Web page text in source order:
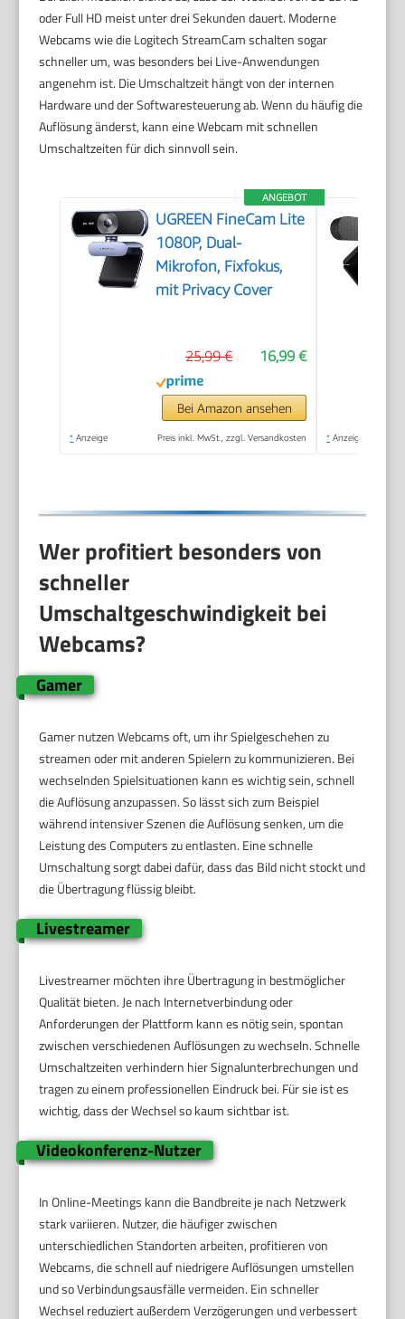
oder Full HD meist unter drei Sekunden dauert. Moderne
Webcams wie die Logitech StreamCam schalten sogar
schneller um, was besonders bei Live-Anwendungen
angenehm ist. Die Umschaltzeit hängt von der internen
Hardware und der Softwaresteuerung ab. Wenn du häufig die
Auflösung änderst, kann eine Webcam mit schnellen
Umschaltzeiten für dich sinnvoll sein.
ANGEBOT
UGREEN FineCam Lite
1080P, Dual-
Mikrofon, Fixfokus,
mit Privacy Cover
16,99 €
25,99 €
Bei Amazon ansehen
* Anzeige Preis inkl. MwSt., zzgl. Versandkosten * Anzeige
Wer profitiert besonders von
schneller
Umschaltgeschwindigkeit bei
Webcams?
Gamer
Gamer nutzen Webcams oft, um ihr Spielgeschehen zu
streamen oder mit anderen Spielern zu kommunizieren. Bei
wechselnden Spielsituationen kann es wichtig sein, schnell
die Auflösung anzupassen. So lässt sich zum Beispiel
während intensiver Szenen die Auflösung senken, um die
Leistung des Computers zu entlasten. Eine schnelle
Umschaltung sorgt dabei dafür, dass das Bild nicht stockt und
die Übertragung flüssig bleibt.
Livestreamer
Livestreamer möchten ihre Übertragung in bestmöglicher
Qualität bieten. Je nach Internetverbindung oder
Anforderungen der Plattform kann es nötig sein, spontan
zwischen verschiedenen Auflösungen zu wechseln. Schnelle
Umschaltzeiten verhindern hier Signalunterbrechungen und
tragen zu einem professionellen Eindruck bei. Für sie ist es
wichtig, dass der Wechsel so kaum sichtbar ist.
Videokonferenz-Nutzer
In Online-Meetings kann die Bandbreite je nach Netzwerk
stark variieren. Nutzer, die häufiger zwischen
unterschiedlichen Standorten arbeiten, profitieren von
Webcams, die schnell auf niedrigere Auflösungen umstellen
und so Verbindungsausfälle vermeiden. Ein schneller
Wechsel reduziert außerdem Verzögerungen und verbessert